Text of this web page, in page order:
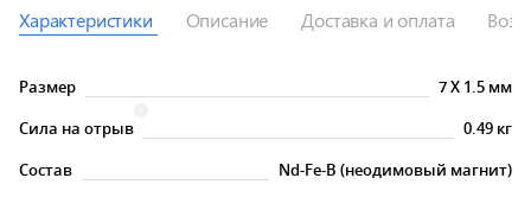
Характеристики Описание Доставка и оплата
Размер 7X 1.5 мм
Сила на отрыв
0.49 кг
Состав
Nd-Fe-B (неодимовый магнит)